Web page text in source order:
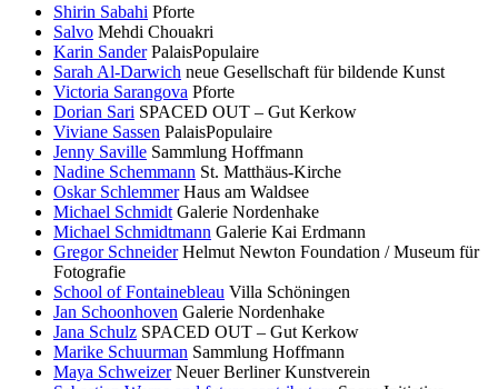
Shirin Sabahi Pforte
Salvo Mehdi Chouakri
Karin Sander PalaisPopulaire
Sarah Al-Darwich neue Gesellschaft für bildende Kunst
Victoria Sarangova Pforte
Dorian Sari SPACED OUT – Gut Kerkow
Viviane Sassen PalaisPopulaire
Jenny Saville Sammlung Hoffmann
Nadine Schemmann St. Matthäus-Kirche
Oskar Schlemmer Haus am Waldsee
Michael Schmidt Galerie Nordenhake
Michael Schmidtmann Galerie Kai Erdmann
Gregor Schneider Helmut Newton Foundation / Museum für
Fotografie
School of Fontainebleau Villa Schöningen
Jan Schoonhoven Galerie Nordenhake
Jana Schulz SPACED OUT – Gut Kerkow
Marike Schuurman Sammlung Hoffmann
Maya Schweizer Neuer Berliner Kunstverein